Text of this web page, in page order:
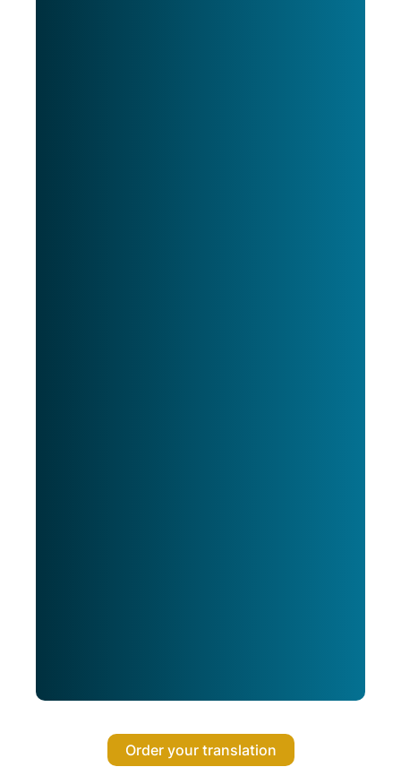
Order your translation